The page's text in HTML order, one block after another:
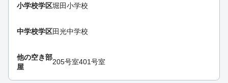
小学校学区堀田小学校
中学校学区田光中学校
他の空き部
屋
205号室401号室